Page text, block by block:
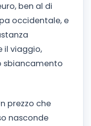
ben al di
occidentale, e
il viaggio,
sbiancamento
prezzo che
nasconde